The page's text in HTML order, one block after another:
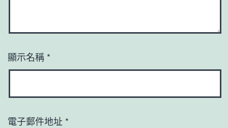
顯示名稱 *
電子郵件地址 *